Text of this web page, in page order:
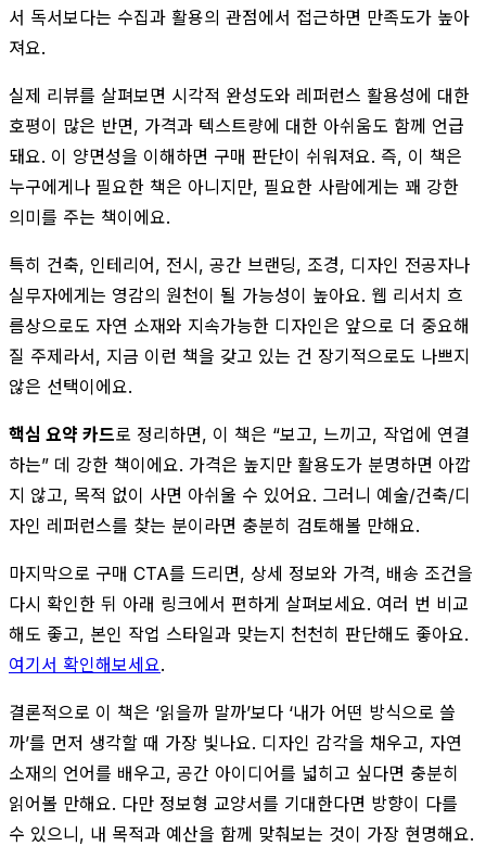
서 독서보다는 수집과 활용의 관점에서 접근하면 만족도가 높아
져요.
실제 리뷰를 살펴보면 시각적 완성도와 레퍼런스 활용성에 대한
호평이 많은 반면, 가격과 텍스트량에 대한 아쉬움도 함께 언급
돼요. 이 양면성을 이해하면 구매 판단이 쉬워져요. 즉, 이 책은
누구에게나 필요한 책은 아니지만, 필요한 사람에게는 꽤 강한
의미를 주는 책이에요.
특히 건축, 인테리어, 전시, 공간 브랜딩, 조경, 디자인 전공자나
실무자에게는 영감의 원천이 될 가능성이 높아요. 웹 리서치 흐
름상으로도 자연 소재와 지속가능한 디자인은 앞으로 더 중요해
질 주제라서, 지금 이런 책을 갖고 있는 건 장기적으로도 나쁘지
않은 선택이에요.
핵심 요약 카드로 정리하면, 이 책은 “보고, 느끼고, 작업에 연결
하는” 데 강한 책이에요. 가격은 높지만 활용도가 분명하면 아깝
지 않고, 목적 없이 사면 아쉬울 수 있어요. 그러니 예술/건축/디
자인 레퍼런스를 찾는 분이라면 충분히 검토해볼 만해요.
마지막으로 구매 CTA를 드리면, 상세 정보와 가격, 배송 조건을
다시 확인한 뒤 아래 링크에서 편하게 살펴보세요. 여러 번 비교
해도 좋고, 본인 작업 스타일과 맞는지 천천히 판단해도 좋아요.
여기서 확인해보세요.
결론적으로 이 책은 ‘읽을까 말까’보다 ‘내가 어떤 방식으로 쓸
까’를 먼저 생각할 때 가장 빛나요. 디자인 감각을 채우고, 자연
소재의 언어를 배우고, 공간 아이디어를 넓히고 싶다면 충분히
읽어볼 만해요. 다만 정보형 교양서를 기대한다면 방향이 다를
수 있으니, 내 목적과 예산을 함께 맞춰보는 것이 가장 현명해요.